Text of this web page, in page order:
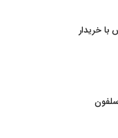
خریدار